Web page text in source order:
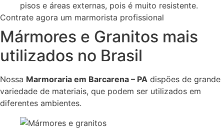
pisos e áreas externas, pois é muito resistente.
Contrate agora um marmorista profissional
Mármores e Granitos mais
utilizados no Brasil
Nossa Marmoraria em Barcarena – PA dispões de grande
variedade de materiais, que podem ser utilizados em
diferentes ambientes.